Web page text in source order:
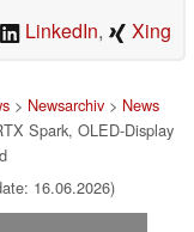
LinkedIn, Xing
> Newsarchiv> News
Spark, OLED-Display
16.06.2026)